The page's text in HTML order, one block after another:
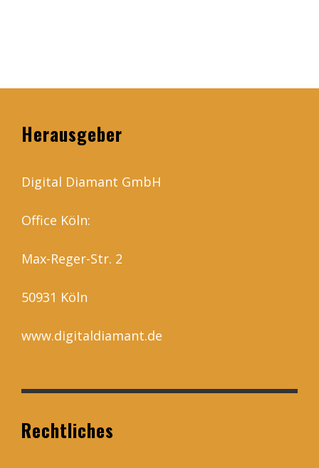
Herausgeber
Digital Diamant GmbH
Office Köln:
Max-Reger-Str. 2
50931 Köln
www.digitaldiamant.de
Rechtliches